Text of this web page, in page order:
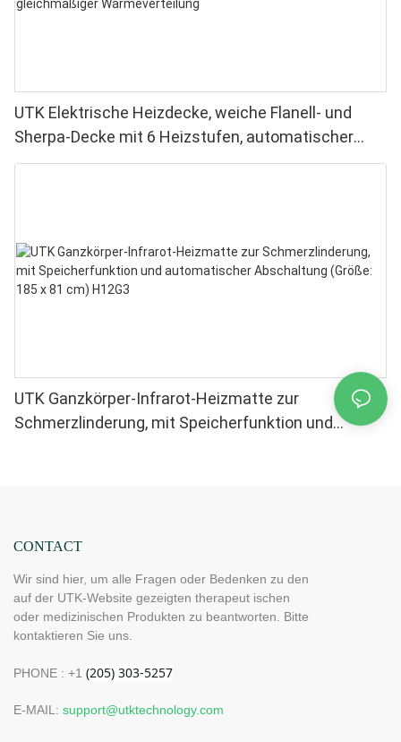
UTK Elektrische Heizdecke, weiche Flanell- und
Sherpa-Decke mit 6 Heizstufen, automatischer
Abschaltfunktion und gleichmäßiger
UTK Ganzkörper-Infrarot-Heizmatte zur
Schmerzlinderung, mit Speicherfunktion und
CONTACT
Wir sind hier, um alle Fragen oder Bedenken zu den
auf der UTK-Website gezeigten therapeut ischen
oder medizinischen Produkten zu beantworten. Bitte
kontaktieren Sie uns.
PHONE : +1
E-MAIL: support@utktechnology.com